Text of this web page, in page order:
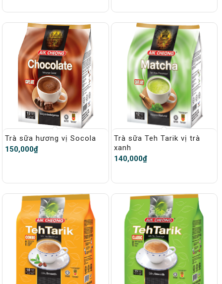
Trà sữa hương vị Socola
150,000₫
Trà sữa Teh Tarik vị trà
xanh
140,000₫